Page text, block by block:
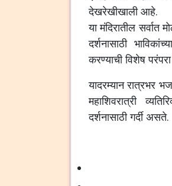
देखरेखीखाली आहे.
या मंदिरातील सर्वात
दर्शनासाठी
करण्याची विशेष
यादरम्यान रात्रभर
महाशिवरात्री
दर्शनासाठी गर्दी असते.